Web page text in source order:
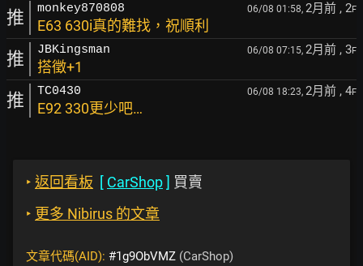
推 monkey870808 06/08 01:58, 2月前 , 2F
E63 630i真的難找，祝順利
推 JBKingsman 06/08 07:15, 2月前 , 3F
搭徵+1
推 TC0430 06/08 18:23, 2月前 , 4F
E92 330更少吧…
‣ 返回看板 [ CarShop] 買賣
‣ 更多 Nibirus 的文章
文章代碼(AID): #1g9ObVMZ (CarShop)